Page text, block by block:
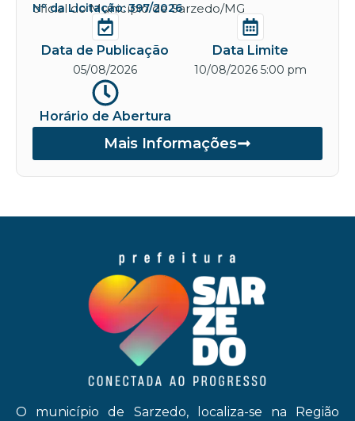
oficial do Município de Sarzedo/MG
Nº da Licitação: 397/2026
Data de Publicação
05/08/2026
Data Limite
10/08/2026 5:00 pm
Horário de Abertura
Mais Informações
O município de Sarzedo, localiza-se na Região